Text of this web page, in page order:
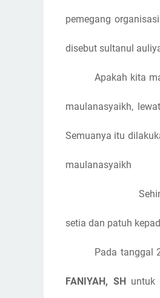
pemegang
disebut sultanul
Apakah kita
maulanasyaikh,
Semuanya itu
maulanasyaikh
setia dan patuh
Pada tanggal
FANIYAH, SH untuk